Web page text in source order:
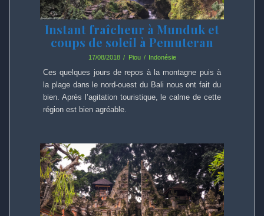
Instant fraîcheur à Munduk et
coups de soleil à Pemuteran
17/08/2018 Piou Indonésie
Ces quelques jours de repos à la montagne puis à
la plage dans le nord-ouest du Bali nous ont fait du
bien. Après l’agitation touristique, le calme de cette
région est bien agréable.